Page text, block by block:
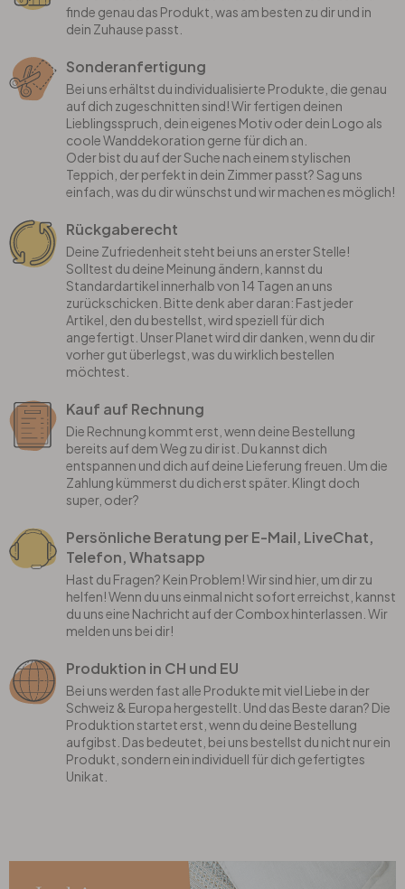
finde genau das Produkt, was am besten zu dir und in
dein Zuhause passt.
Sonderanfertigung
Bei uns erhältst du individualisierte Produkte, die genau
auf dich zugeschnitten sind! Wir fertigen deinen
Lieblingsspruch, dein eigenes Motiv oder dein Logo als
coole Wanddekoration gerne für dich an.
Oder bist du auf der Suche nach einem stylischen
Teppich, der perfekt in dein Zimmer passt? Sag uns
einfach, was du dir wünschst und wir machen es möglich!
Rückgaberecht
Deine Zufriedenheit steht bei uns an erster Stelle!
Solltest du deine Meinung ändern, kannst du
Standardartikel innerhalb von 14 Tagen an uns
zurückschicken. Bitte denk aber daran: Fast jeder
Artikel, den du bestellst, wird speziell für dich
angefertigt. Unser Planet wird dir danken, wenn du dir
vorher gut überlegst, was du wirklich bestellen
möchtest.
Kauf auf Rechnung
Die Rechnung kommt erst, wenn deine Bestellung
bereits auf dem Weg zu dir ist. Du kannst dich
entspannen und dich auf deine Lieferung freuen. Um die
Zahlung kümmerst du dich erst später. Klingt doch
super, oder?
Persönliche Beratung per E-Mail, LiveChat,
Telefon, Whatsapp
Hast du Fragen? Kein Problem! Wir sind hier, um dir zu
helfen! Wenn du uns einmal nicht sofort erreichst, kannst
du uns eine Nachricht auf der Combox hinterlassen. Wir
melden uns bei dir!
Produktion in CH und EU
Bei uns werden fast alle Produkte mit viel Liebe in der
Schweiz & Europa hergestellt. Und das Beste daran? Die
Produktion startet erst, wenn du deine Bestellung
aufgibst. Das bedeutet, bei uns bestellst du nicht nur ein
Produkt, sondern ein individuell für dich gefertigtes
Unikat.